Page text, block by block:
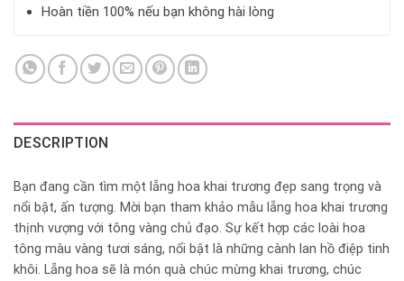
Hoàn tiền 100% nếu bạn không hài lòng
DESCRIPTION
Bạn đang cần tìm một lẵng hoa khai trương đẹp sang trọng và
nổi bật, ấn tượng. Mời bạn tham khảo mẫu lẵng hoa khai trương
thịnh vượng với tông vàng chủ đạo. Sự kết hợp các loài hoa
tông màu vàng tươi sáng, nổi bật là những cành lan hồ điệp tinh
khôi. Lẵng hoa sẽ là món quà chúc mừng khai trương, chúc